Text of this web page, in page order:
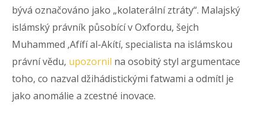
bývá označováno jako „kolaterální ztráty“. Malajský
islámský právník působící v Oxfordu, šejch
Muhammed ‚Afífí al-Akítí, specialista na islámskou
právní vědu, upozornil na osobitý styl argumentace
toho, co nazval džihádistickými fatwami a odmítl je
jako anomálie a zcestné inovace.